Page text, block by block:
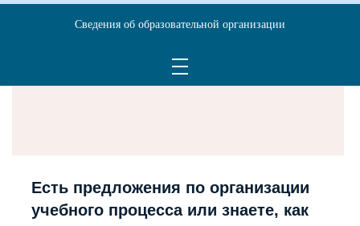
Есть предложения по организации
учебного процесса или знаете, как
Сведения об образовательной организации